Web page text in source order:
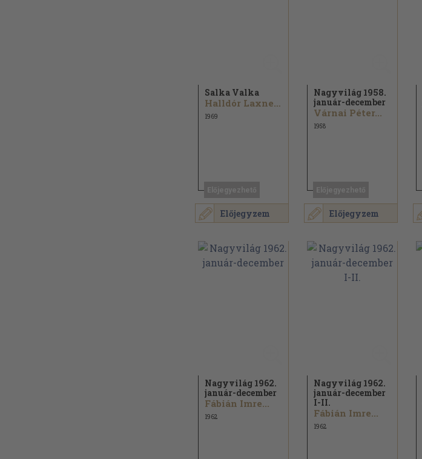
Előjegyzem
Salka Valka
Halldór Laxness
1969
Előjegyzem
Nagyvilág 1958.
január-december
Várnai Péter...
1958
Nagyvilág 1962.
január-december
Fábián Imre...
1962
Nagyvilág 1962.
január-december
I-II.
Fábián Imre...
1962